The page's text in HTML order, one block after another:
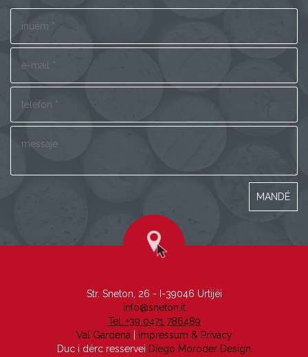
Str. Sneton, 26 - I-39046 Urtijëi
info@sneton.it
Tel. +39 0471 786489
Val Gardena
Impressum & Privacy
Duc i dërc resservei Diego Moroder Design